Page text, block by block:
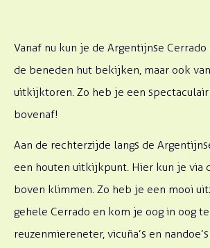
Vanaf nu kun je de Argentijnse
de beneden hut bekijken, maar ook
uitkijktoren. Zo heb je een spectaculair
bovenaf!
Aan de rechterzijde langs de
een houten uitkijkpunt. Hier kun je via
boven klimmen. Zo heb je een mooi
gehele Cerrado en kom je oog in oog
reuzenmiereneter, vicuña’s en